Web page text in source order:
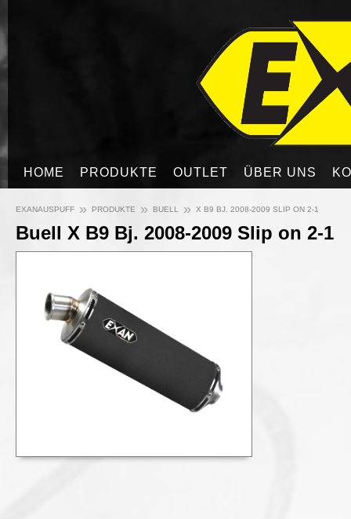
HOME PRODUKTE OUTLET ÜBER UNS
EXANAUSPUFF » PRODUKTE » BUELL » X B9 BJ. 2008-2009 SLIP ON 2-1
Buell X B9 Bj. 2008-2009 Slip on 2-1